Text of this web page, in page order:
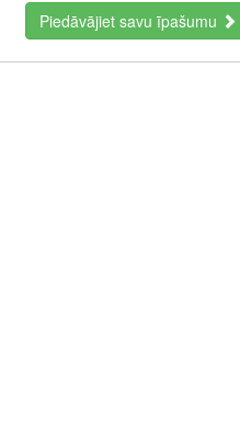
Piedāvājiet savu īpašumu